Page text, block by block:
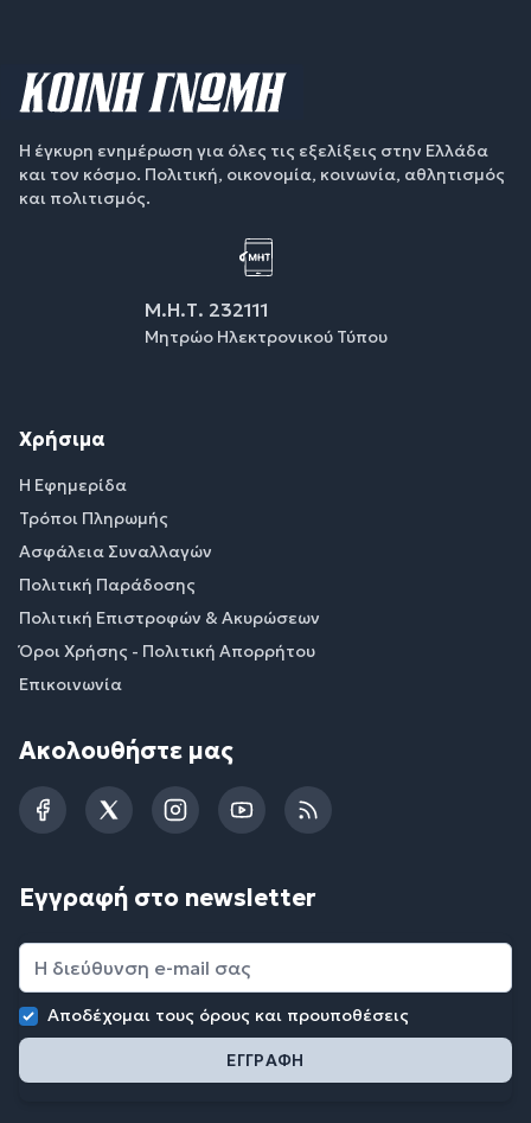
Η έγκυρη ενημέρωση για όλες τις εξελίξεις στην Ελλάδα
και τον κόσμο. Πολιτική, οικονομία, κοινωνία, αθλητισμός
και πολιτισμός.
Μ.Η.Τ. 232111
Μητρώο Ηλεκτρονικού Τύπου
Χρήσιμα
Η Εφημερίδα
Τρόποι Πληρωμής
Ασφάλεια Συναλλαγών
Πολιτική Παράδοσης
Πολιτική Επιστροφών & Ακυρώσεων
Όροι Χρήσης - Πολιτική Απορρήτου
Επικοινωνία
Ακολουθήστε μας
FacebookTwitterInstagramYouTubeRSS
Εγγραφή στο newsletter
Αποδέχομαι τους όρους και προυποθέσεις